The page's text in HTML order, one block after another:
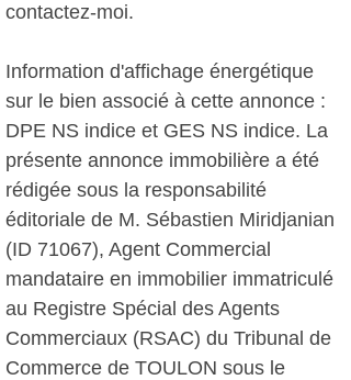
contactez-moi.
Information d'affichage énergétique
sur le bien associé à cette annonce :
DPE NS indice et GES NS indice. La
présente annonce immobilière a été
rédigée sous la responsabilité
éditoriale de M. Sébastien Miridjanian
(ID 71067), Agent Commercial
mandataire en immobilier immatriculé
au Registre Spécial des Agents
Commerciaux (RSAC) du Tribunal de
Commerce de TOULON sous le